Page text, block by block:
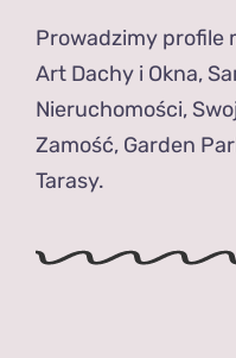
Prowadzimy profile
Art Dachy i Okna,
Nieruchomości,
Zamość, Garden
Tarasy.